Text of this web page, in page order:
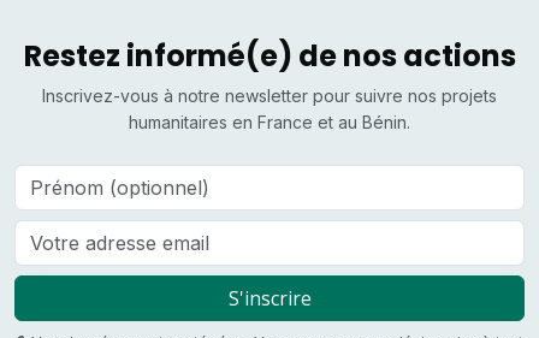
Restez informé(e) de nos actions
Inscrivez-vous à notre newsletter pour suivre nos projets
humanitaires en France et au Bénin.
S'inscrire